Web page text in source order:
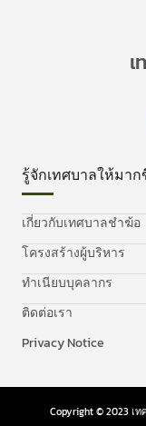
รู้จักเทศบาลให้มา
เกี่ยวกับเทศบาลชำฆ้อ
โครงสร้างผู้บริหาร
ทำเนียบบุคลากร
ติดต่อเรา
Privacy Notice
Copyright © 2023 เ